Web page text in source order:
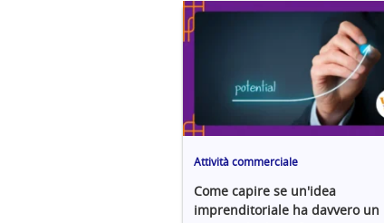
Attività commerciale
Come capire se un'idea
imprenditoriale ha davvero un